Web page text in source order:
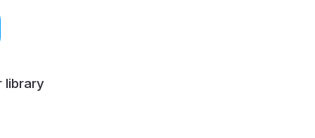
library